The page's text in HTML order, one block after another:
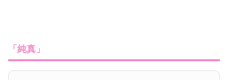
「純真」